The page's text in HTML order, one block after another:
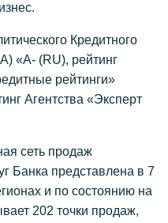
Кредитного
«А- (RU), рейтинг
рейтинги»
Агентства «Эксперт
сеть продаж
Банка представлена в 7
и по состоянию на
202 точки продаж,